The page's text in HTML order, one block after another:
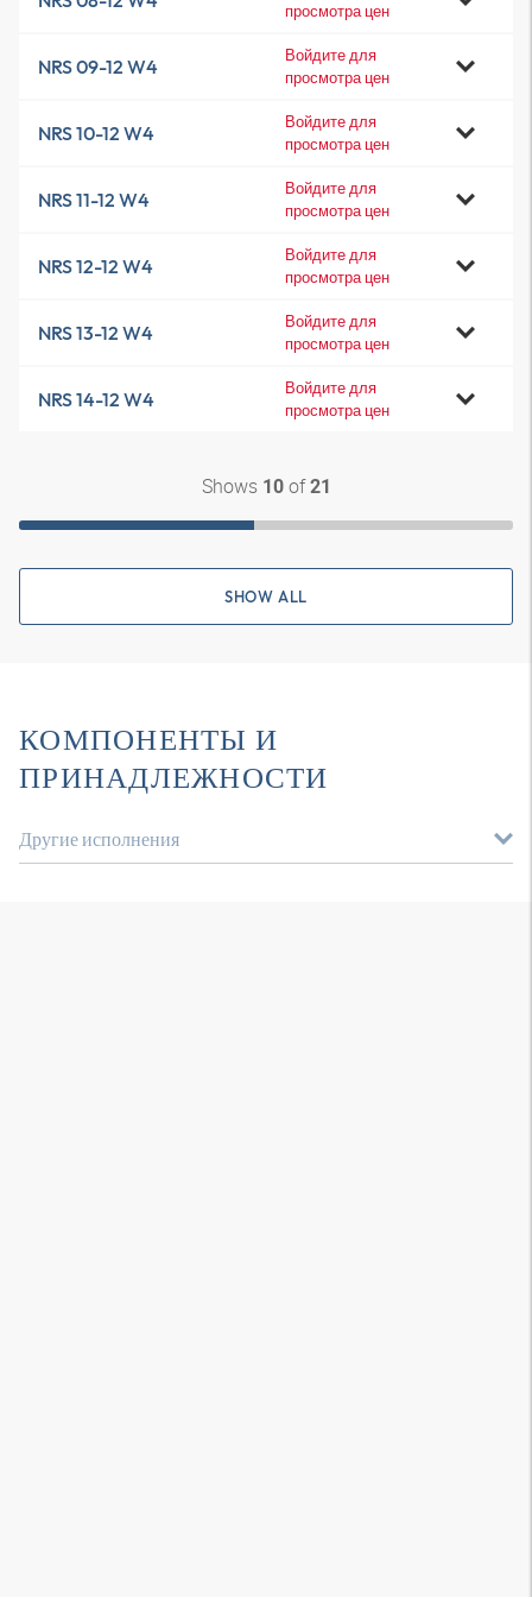
просмотра цен
NRS 09-12 W4
Войдите для
просмотра цен
NRS 10-12 W4
Войдите для
просмотра цен
NRS 11-12 W4
Войдите для
просмотра цен
NRS 12-12 W4
Войдите для
просмотра цен
NRS 13-12 W4
Войдите для
просмотра цен
NRS 14-12 W4
Войдите для
просмотра цен
Shows 10of21
SHOW ALL
КОМПОНЕНТЫ И
ПРИНАДЛЕЖНОСТИ
Другие исполнения